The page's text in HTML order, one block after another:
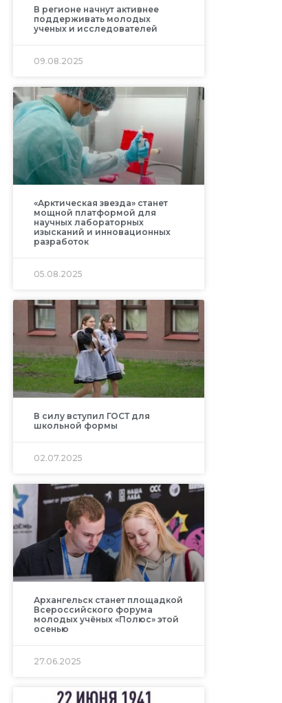
В регионе начнут активнее
поддерживать молодых
ученых и исследователей
09.08.2025
«Арктическая звезда» станет
мощной платформой для
научных лабораторных
изысканий и инновационных
разработок
05.08.2025
В силу вступил ГОСТ для
школьной формы
02.07.2025
Архангельск станет площадкой
Всероссийского форума
молодых учёных «Полюс» этой
осенью
27.06.2025